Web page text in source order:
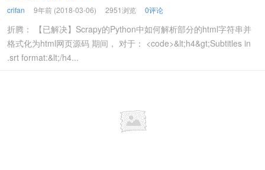
crifan 9年前 (2018-03-06) 2951浏览 0评论
折腾： 【已解决】Scrapy的Python中如何解析部分的html字符串并
格式化为html网页源码 期间， 对于： <code>&lt;h4&gt;Subtitles in
.srt format:&lt;/h4...